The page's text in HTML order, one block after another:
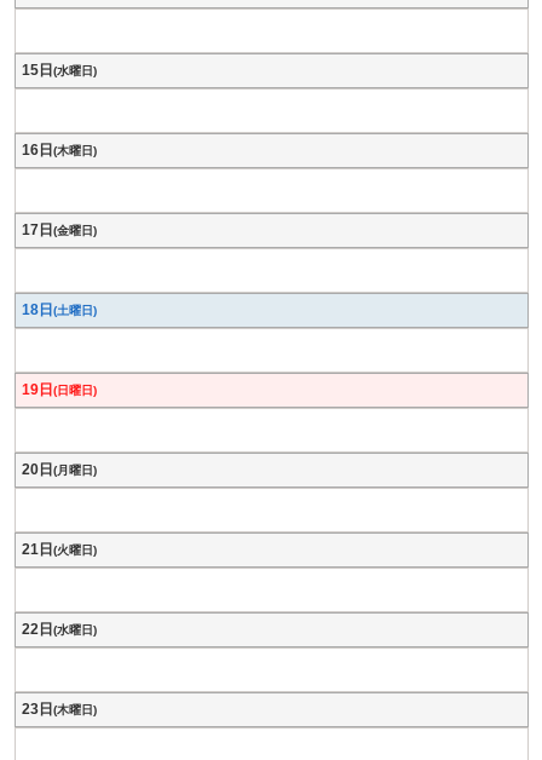
15日 (水曜日)
16日 (木曜日)
17日 (金曜日)
18日 (土曜日)
19日 (日曜日)
20日 (月曜日)
21日 (火曜日)
22日 (水曜日)
23日 (木曜日)